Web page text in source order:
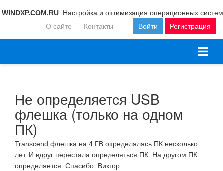
WINDXP.COM.RU Настройка и оптимизация операционных систем
Войти
Регистрация
О сайте Контакты
Не определяется USB
флешка (только на одном
ПК)
Transcend флешка на 4 ГВ определялясь ПК несколько
лет. И вдруг перестала определяться ПК. На другом ПК
определяется. Спасибо. Виктор.